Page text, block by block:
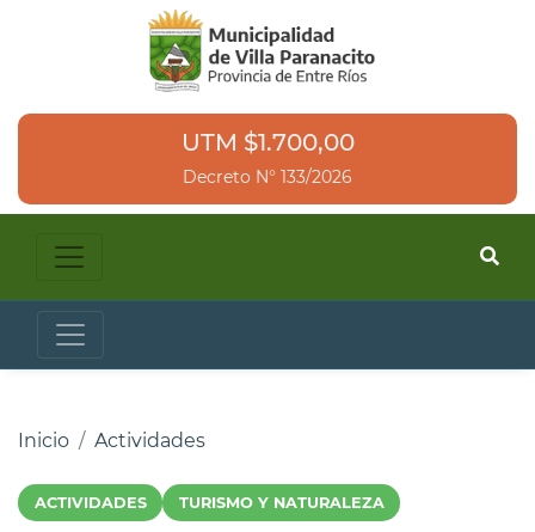
UTM $1.700,00
Decreto N° 133/2026
Inicio Actividades
ACTIVIDADES TURISMO Y NATURALEZA